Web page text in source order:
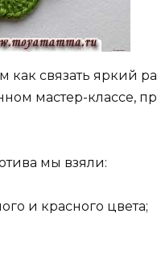
связать яркий
мастер-классе,
мы взяли:
и красного цвета;